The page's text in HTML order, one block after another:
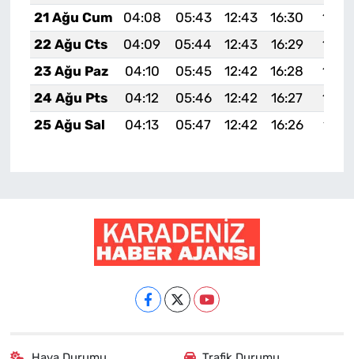
21 Ağu Cum
04:08 05:43 12:43 16:30
22 Ağu Cts
04:09 05:44 12:43 16:29
23 Ağu Paz
04:10 05:45 12:42 16:28
24 Ağu Pts
04:12 05:46 12:42 16:27
25 Ağu Sal
04:13 05:47 12:42 16:26 19:27